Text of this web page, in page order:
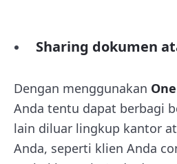
Sharing dokumen
Dengan menggunakan
Anda tentu dapat berbagi
lain diluar lingkup kantor
Anda, seperti klien Anda